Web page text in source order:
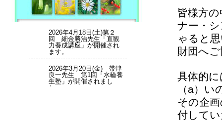
皆様方
ナー・
ゃると
財団へ
具体的に
（a）
その企
付して
2026年4月18日(土)第２
回 細金勝治先生「直観
力養成講座」が開催され
ます。
2026年3月20日(金) 帯津
良一先生 第1回「水輪養
生塾」が開催されまし
た。